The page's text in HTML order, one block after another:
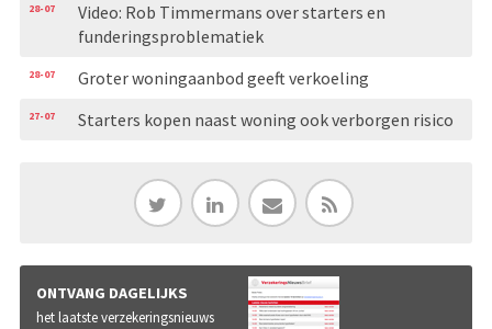
28-07
Video: Rob Timmermans over starters en
funderingsproblematiek
28-07 Groter woningaanbod geeft verkoeling
27-07 Starters kopen naast woning ook verborgen risico
ONTVANG DAGELIJKS
het laatste verzekeringsnieuws